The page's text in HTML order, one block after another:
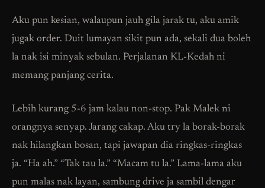
Aku pun kesian, walaupun jauh gila jarak tu, aku amik
jugak order. Duit lumayan sikit pun ada, sekali dua boleh
la nak isi minyak sebulan. Perjalanan KL-Kedah ni
memang panjang cerita.
Lebih kurang 5-6 jam kalau non-stop. Pak Malek ni
orangnya senyap. Jarang cakap. Aku try la borak-borak
nak hilangkan bosan, tapi jawapan dia ringkas-ringkas
ja. “Ha ah.” “Tak tau la.” “Macam tu la.” Lama-lama aku
pun malas nak layan, sambung drive ja sambil dengar